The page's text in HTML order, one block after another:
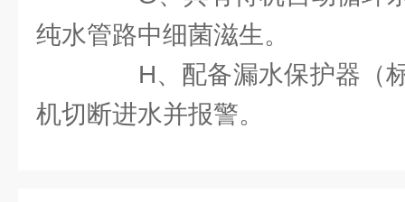
纯水管路中细菌滋生。
H、配备漏水保护器（
机切断进水并报警。